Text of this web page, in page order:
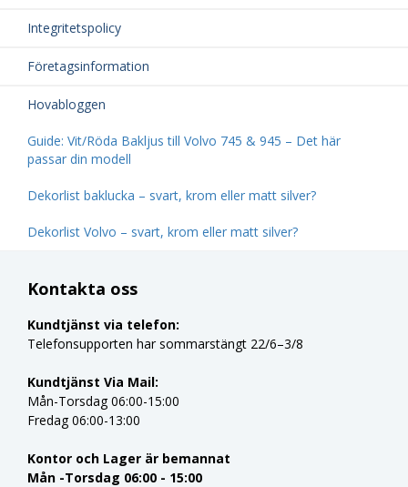
Integritetspolicy
Företagsinformation
Hovabloggen
Guide: Vit/Röda Bakljus till Volvo 745 & 945 – Det här
passar din modell
Dekorlist baklucka – svart, krom eller matt silver?
Dekorlist Volvo – svart, krom eller matt silver?
Kontakta oss
Kundtjänst via telefon:
Telefonsupporten har sommarstängt 22/6–3/8
Kundtjänst Via Mail:
Mån-Torsdag 06:00-15:00
Fredag 06:00-13:00
Kontor och Lager är bemannat
Mån -Torsdag 06:00 - 15:00